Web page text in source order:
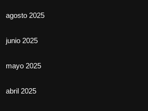
agosto 2025
junio 2025
mayo 2025
abril 2025